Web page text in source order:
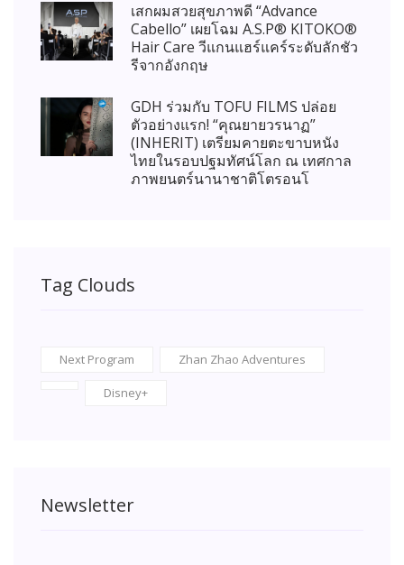
เสกผมสวยสุขภาพดี “Advance
Cabello” เผยโฉม A.S.P® KITOKO®
Hair Care วีแกนแฮร์แคร์ระดับลักชัว
รีจากอังกฤษ
GDH ร่วมกับ TOFU FILMS ปล่อย
ตัวอย่างแรก! “คุณยายวรนาฏ”
(INHERIT) เตรียมคายตะขาบหนัง
ไทยในรอบปฐมทัศน์โลก ณ เทศกาล
ภาพยนตร์นานาชาติโตรอนโ
Tag Clouds
Next Program Zhan Zhao Adventures
Disney+
Newsletter